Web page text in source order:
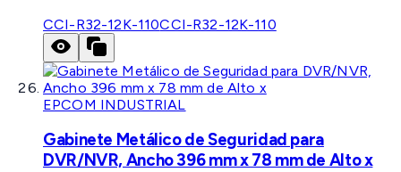
CCI-R32-12K-110CCI-R32-12K-110
EPCOM INDUSTRIAL
Gabinete Metálico de Seguridad para
DVR/NVR, Ancho 396 mm x 78 mm de Alto x